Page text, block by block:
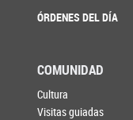
ÓRDENES DEL DÍA
COMUNIDAD
Cultura
Visitas guiadas